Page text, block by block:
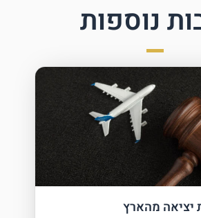
נוספות
יציאה מהארץ